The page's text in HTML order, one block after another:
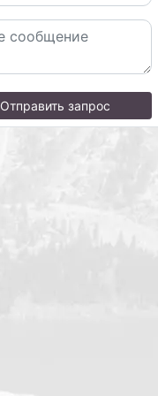
Отправить запрос